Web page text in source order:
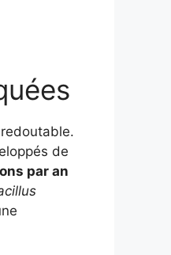
de
par an